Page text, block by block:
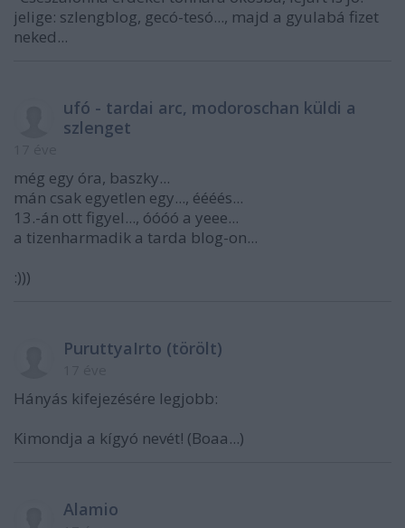
jelige: szlengblog, gecó-tesó..., majd a gyulabá fizet
neked...
ufó - tardai arc, modoroschan küldi a
szlenget
még egy óra, baszky...
mán csak egyetlen egy..., éééés...
13.-án ott figyel..., óóóó a yeee...
a tizenharmadik a tarda blog-on...
:)))
PuruttyaIrto (törölt)
Hányás kifejezésére legjobb:
Kimondja a kígyó nevét! (Boaa...)
Alamio